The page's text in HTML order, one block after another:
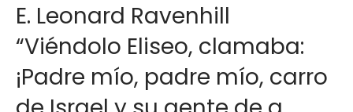
E. Leonard Ravenhill
“Viéndolo Eliseo, clamaba:
¡Padre mío, padre mío, carro